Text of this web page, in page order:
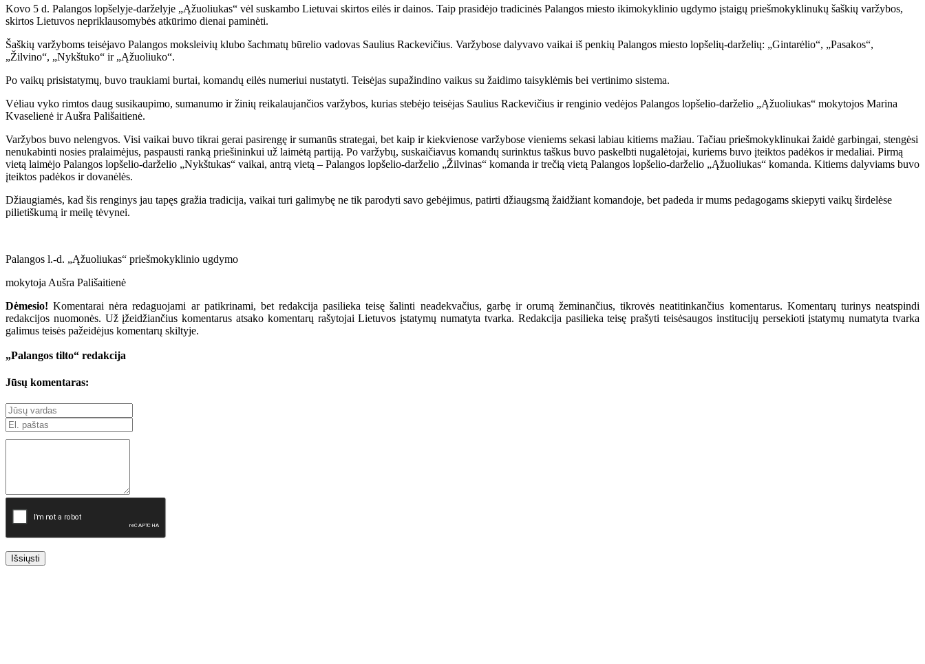
Kovo 5 d. Palangos lopšelyje-darželyje „Ąžuoliukas“ vėl suskambo Lietuvai skirtos eilės ir dainos. Taip prasidėjo tradicinės Palangos miesto ikimokyklinio ugdymo įstaigų priešmokyklinukų šaškių varžybos,
skirtos Lietuvos nepriklausomybės atkūrimo dienai paminėti.
Šaškių varžyboms teisėjavo Palangos moksleivių klubo šachmatų būrelio vadovas Saulius Rackevičius. Varžybose dalyvavo vaikai iš penkių Palangos miesto lopšelių-darželių: „Gintarėlio“, „Pasakos“,
„Žilvino“, „Nykštuko“ ir „Ąžuoliuko“.
Po vaikų prisistatymų, buvo traukiami burtai, komandų eilės numeriui nustatyti. Teisėjas supažindino vaikus su žaidimo taisyklėmis bei vertinimo sistema.
Vėliau vyko rimtos daug susikaupimo, sumanumo ir žinių reikalaujančios varžybos, kurias stebėjo teisėjas Saulius Rackevičius ir renginio vedėjos Palangos lopšelio-darželio „Ąžuoliukas“ mokytojos Marina
Kvaselienė ir Aušra Pališaitienė.
Varžybos buvo nelengvos. Visi vaikai buvo tikrai gerai pasirengę ir sumanūs strategai, bet kaip ir kiekvienose varžybose vieniems sekasi labiau kitiems mažiau. Tačiau priešmokyklinukai žaidė garbingai, stengėsi
nenukabinti nosies pralaimėjus, paspausti ranką priešininkui už laimėtą partiją. Po varžybų, suskaičiavus komandų surinktus taškus buvo paskelbti nugalėtojai, kuriems buvo įteiktos padėkos ir medaliai. Pirmą
vietą laimėjo Palangos lopšelio-darželio „Nykštukas“ vaikai, antrą vietą – Palangos lopšelio-darželio „Žilvinas“ komanda ir trečią vietą Palangos lopšelio-darželio „Ąžuoliukas“ komanda. Kitiems dalyviams buvo
įteiktos padėkos ir dovanėlės.
Džiaugiamės, kad šis renginys jau tapęs gražia tradicija, vaikai turi galimybę ne tik parodyti savo gebėjimus, patirti džiaugsmą žaidžiant komandoje, bet padeda ir mums pedagogams skiepyti vaikų širdelėse
pilietiškumą ir meilę tėvynei.
Palangos l.-d. „Ąžuoliukas“ priešmokyklinio ugdymo
mokytoja Aušra Pališaitienė
Dėmesio! Komentarai nėra redaguojami ar patikrinami, bet redakcija pasilieka teisę šalinti neadekvačius, garbę ir orumą žeminančius, tikrovės neatitinkančius komentarus. Komentarų turinys neatspindi
redakcijos nuomonės. Už įžeidžiančius komentarus atsako komentarų rašytojai Lietuvos įstatymų numatyta tvarka. Redakcija pasilieka teisę prašyti teisėsaugos institucijų persekioti įstatymų numatyta tvarka
galimus teisės pažeidėjus komentarų skiltyje.
„Palangos tilto“ redakcija
Jūsų komentaras:
Išsiųsti